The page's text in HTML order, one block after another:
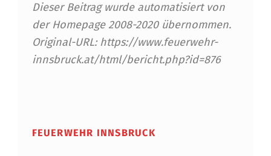
C
H
E
U
Dieser Beitrag wurde automatisiert von
der Homepage 2008-2020 übernommen.
Original-URL: https://www.feuerwehr-
innsbruck.at/html/bericht.php?id=876
FEUERWEHR INNSBRUCK